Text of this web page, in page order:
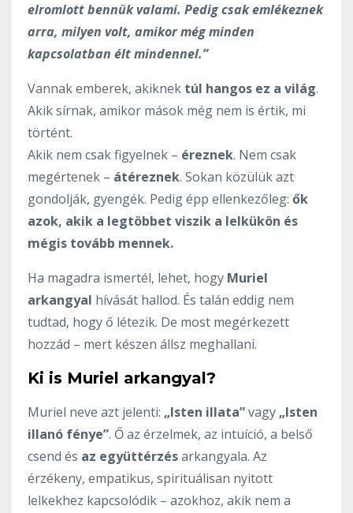
elromlott bennük valami. Pedig csak emlékeznek
arra, milyen volt, amikor még minden
kapcsolatban élt mindennel.”
Vannak emberek, akiknek túl hangos ez a világ.
Akik sírnak, amikor mások még nem is értik, mi
történt.
Akik nem csak figyelnek – éreznek. Nem csak
megértenek – átéreznek. Sokan közülük azt
gondolják, gyengék. Pedig épp ellenkezőleg: ők
azok, akik a legtöbbet viszik a lelkükön és
mégis tovább mennek.
Ha magadra ismertél, lehet, hogy Muriel
arkangyal hívását hallod. És talán eddig nem
tudtad, hogy ő létezik. De most megérkezett
hozzád – mert készen állsz meghallani.
Ki is Muriel arkangyal?
Muriel neve azt jelenti: „Isten illata”vagy „Isten
illanó fénye”. Ő az érzelmek, az intuíció, a belső
csend és az együttérzésarkangyala. Az
érzékeny, empatikus, spirituálisan nyitott
lelkekhez kapcsolódik – azokhoz, akik nem a